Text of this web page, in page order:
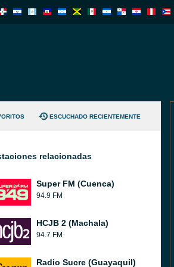
ESCUCHADO RECIENTEMENTE
relacionadas
Super FM (Cuenca)
94.9 FM
HCJB 2 (Machala)
94.7 FM
Radio Sucre (Guayaquil)